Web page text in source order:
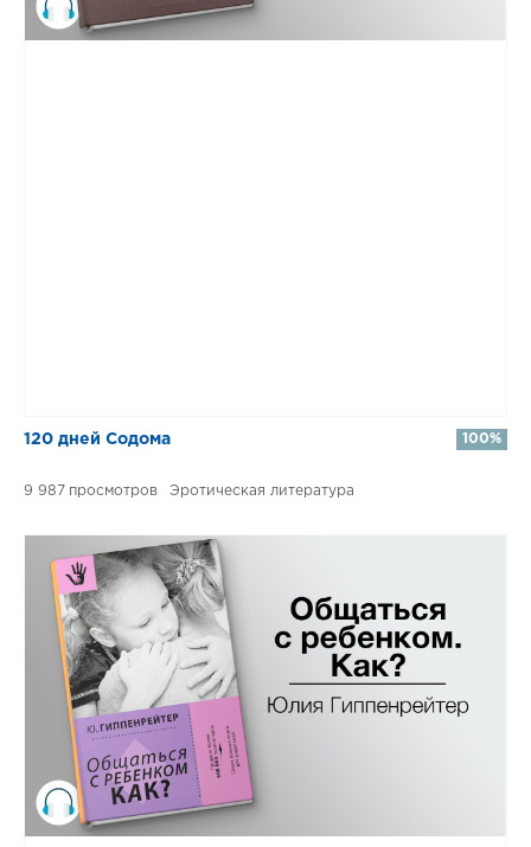
120 дней Содома
9 987 Эротическая литература
100%